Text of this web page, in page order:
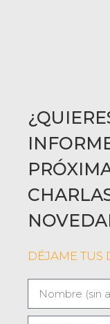
DÉJAME TUS